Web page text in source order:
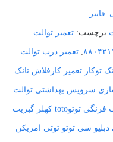
برچسب:تعمیر توالت
,تعمیر درب توالت
توکار تعمیر کارفلاش تانک
سرویس بهداشتی توالت
در تعمیر توالت فرنگی توتوtoto کهلر گبریت
دبلیو سی توتو توتی امریکن